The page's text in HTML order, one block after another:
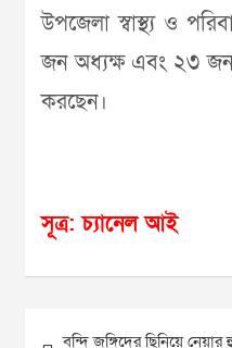
উপজেলা স্বাস্থ্য ও
জন অধ্যক্ষ এবং ২৩ জন
করছেন।
সূত্র: চ্যানেল আই
Postবন্দি জঙ্গিদের ছিনিয়ে